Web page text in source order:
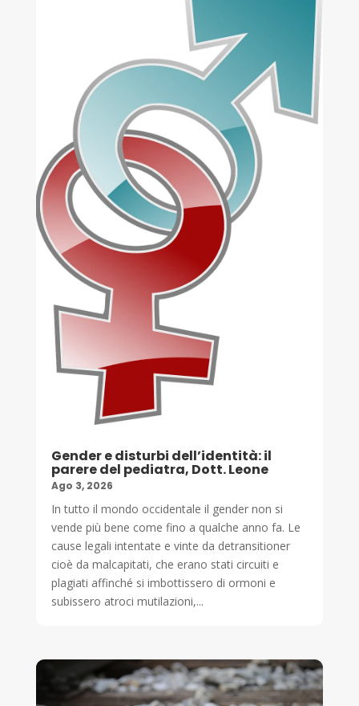
Gender e disturbi dell’identità: il
parere del pediatra, Dott. Leone
Ago 3, 2026
In tutto il mondo occidentale il gender non si
vende più bene come fino a qualche anno fa. Le
cause legali intentate e vinte da detransitioner
cioè da malcapitati, che erano stati circuiti e
plagiati affinché si imbottissero di ormoni e
subissero atroci mutilazioni,...